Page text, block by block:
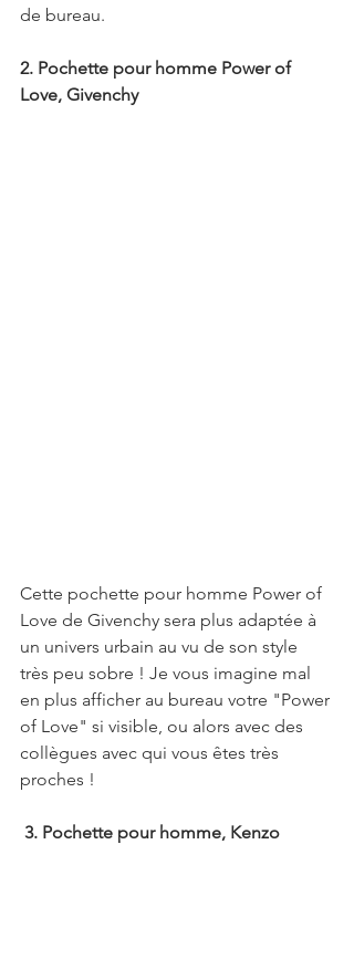
de bureau.
2. Pochette pour homme Power of
Love, Givenchy
Cette pochette pour homme Power of
Love de Givenchy sera plus adaptée à
un univers urbain au vu de son style
très peu sobre ! Je vous imagine mal
en plus afficher au bureau votre "Power
of Love" si visible, ou alors avec des
collègues avec qui vous êtes très
proches !
3. Pochette pour homme, Kenzo